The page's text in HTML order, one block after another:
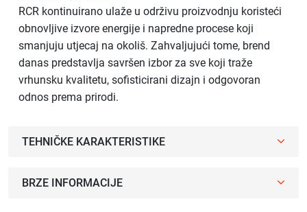
RCR kontinuirano ulaže u održivu proizvodnju koristeći
obnovljive izvore energije i napredne procese koji
smanjuju utjecaj na okoliš. Zahvaljujući tome, brend
danas predstavlja savršen izbor za sve koji traže
vrhunsku kvalitetu, sofisticirani dizajn i odgovoran
odnos prema prirodi.
TEHNIČKE KARAKTERISTIKE
BRZE INFORMACIJE